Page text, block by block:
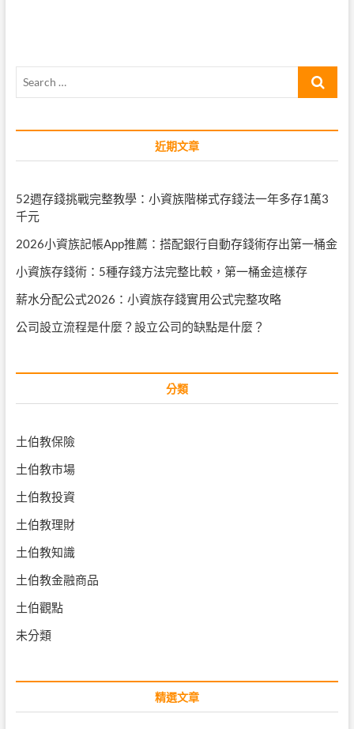
Search
近期文章
52週存錢挑戰完整教學：小資族階梯式存錢法一年多存1萬3
千元
2026小資族記帳App推薦：搭配銀行自動存錢術存出第一桶金
小資族存錢術：5種存錢方法完整比較，第一桶金這樣存
薪水分配公式2026：小資族存錢實用公式完整攻略
公司設立流程是什麼？設立公司的缺點是什麼？
分類
土伯教保險
土伯教市場
土伯教投資
土伯教理財
土伯教知識
土伯教金融商品
土伯觀點
未分類
精選文章